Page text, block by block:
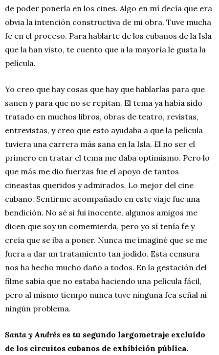
de poder ponerla en los cines. Algo en mí decía que era
obvia la intención constructiva de mi obra. Tuve mucha
fe en el proceso. Para hablarte de los cubanos de la Isla
que la han visto, te cuento que a la mayoría le gusta la
película.
Yo creo que hay cosas que hay que hablarlas para que
sanen y para que no se repitan. El tema ya había sido
tratado en muchos libros, obras de teatro, revistas,
entrevistas, y creo que esto ayudaba a que la película
tuviera una carrera más sana en la Isla. El no ser el
primero en tratar el tema me daba optimismo. Pero lo
que más me dio fuerzas fue el apoyo de tantos
cineastas queridos y admirados. Lo mejor del cine
cubano. Sentirme acompañado en este viaje fue una
bendición. No sé si fui inocente, algunos amigos me
dicen que soy un comemierda, pero yo sí tenía fe y
creía que se iba a poner. Nunca me imaginé que se me
fuera a dar un tratamiento tan jodido. Esta censura
nos ha hecho mucho daño a todos. En la gestación del
filme sabía que no estaba haciendo una película fácil,
pero al mismo tiempo nunca tuve ninguna fea señal ni
ningún problema.
Santa y Andrés es tu segundo largometraje excluido
de los circuitos cubanos de exhibición pública.